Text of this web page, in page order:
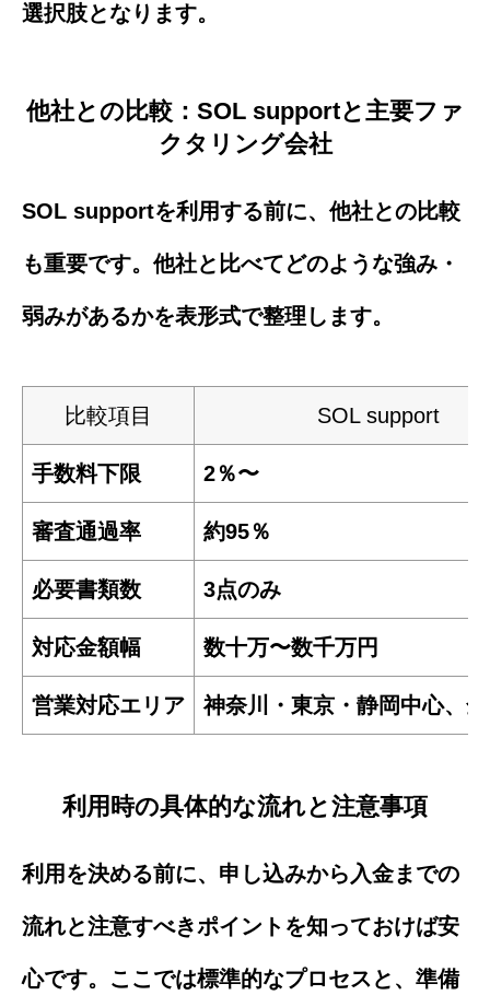
選択肢となります。
他社との比較：SOL supportと主要ファ
クタリング会社
SOL supportを利用する前に、他社との比較
も重要です。他社と比べてどのような強み・
弱みがあるかを表形式で整理します。
比較項目 SOL support
手数料下限 2％〜
審査通過率 約95％
必要書類数 3点のみ
対応金額幅 数十万〜数千万円
営業対応エリア 神奈川・東京・静岡中心、
利用時の具体的な流れと注意事項
利用を決める前に、申し込みから入金までの
流れと注意すべきポイントを知っておけば安
心です。ここでは標準的なプロセスと、準備